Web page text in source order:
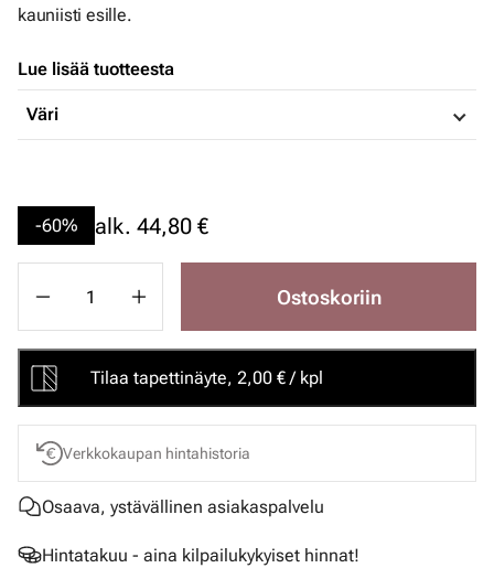
kauniisti esille.
Lue lisää tuotteesta
Väri
-60% alk. 44,80 €
Ostoskoriin
Tilaa tapettinäyte, 2,00 € / kpl
Verkkokaupan hintahistoria
Osaava, ystävällinen asiakaspalvelu
Hintatakuu - aina kilpailukykyiset hinnat!